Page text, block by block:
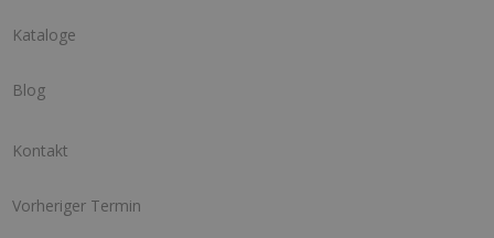
Kataloge
Blog
Kontakt
Vorheriger Termin